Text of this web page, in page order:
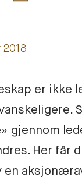
2018
er ikke
gjennom
Her får
en